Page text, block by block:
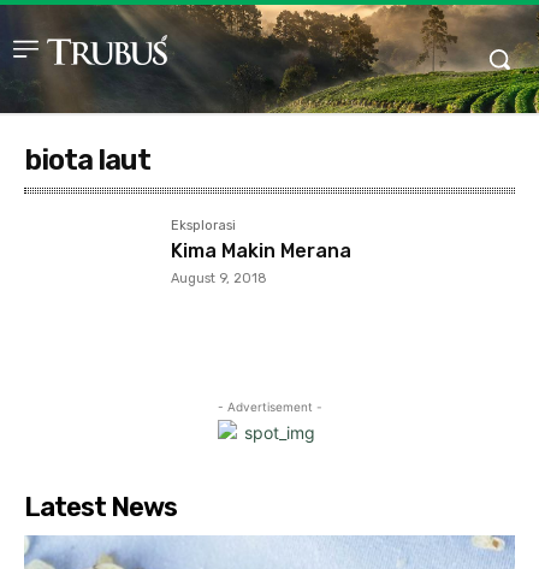
biota laut
Eksplorasi
Kima Makin Merana
August 9, 2018
- Advertisement -
Latest News